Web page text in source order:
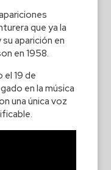
que ya la
aparición en
en 1958.
el 19 de
en la música
una única voz